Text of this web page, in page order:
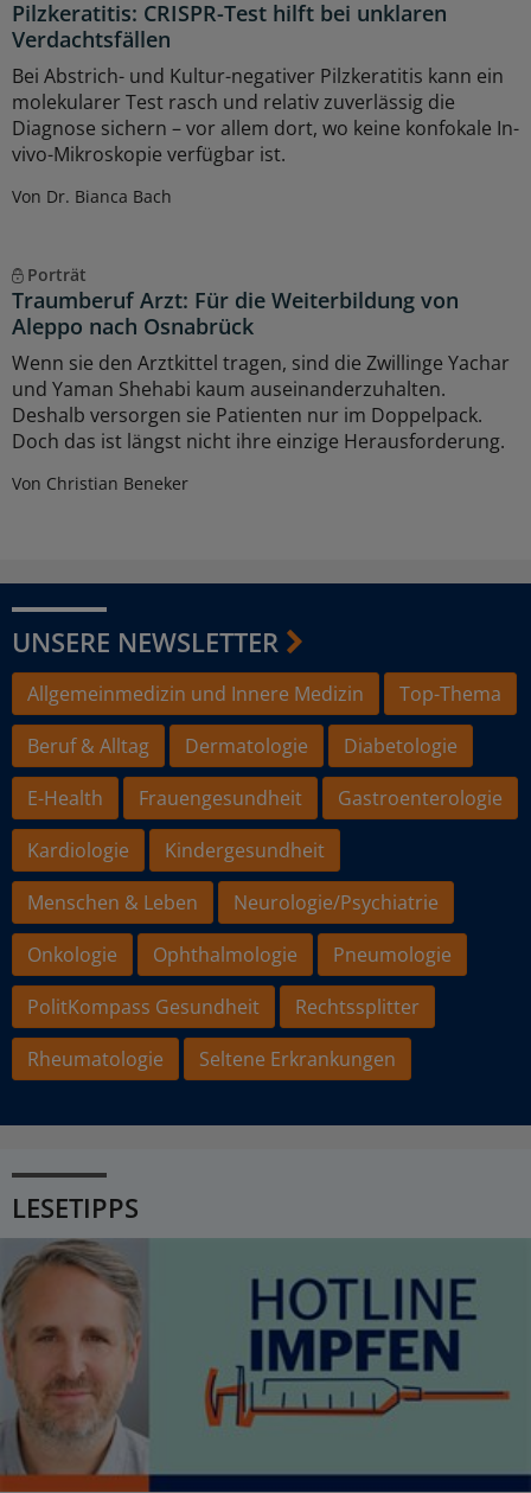
Pilzkeratitis: CRISPR-Test hilft bei unklaren
Verdachtsfällen
Bei Abstrich- und Kultur-negativer Pilzkeratitis kann ein
molekularer Test rasch und relativ zuverlässig die
Diagnose sichern – vor allem dort, wo keine konfokale In-
vivo-Mikroskopie verfügbar ist.
Von Dr. Bianca Bach
Porträt
Traumberuf Arzt: Für die Weiterbildung von
Aleppo nach Osnabrück
Wenn sie den Arztkittel tragen, sind die Zwillinge Yachar
und Yaman Shehabi kaum auseinanderzuhalten.
Deshalb versorgen sie Patienten nur im Doppelpack.
Doch das ist längst nicht ihre einzige Herausforderung.
Von Christian Beneker
UNSERE NEWSLETTER
Allgemeinmedizin und Innere Medizin
Top-Thema
Beruf & Alltag
Dermatologie
Diabetologie
E-Health
Frauengesundheit
Gastroenterologie
Kardiologie
Kindergesundheit
Menschen & Leben
Neurologie/Psychiatrie
Onkologie
Ophthalmologie
Pneumologie
PolitKompass Gesundheit
Rechtssplitter
Rheumatologie
Seltene Erkrankungen
LESETIPPS